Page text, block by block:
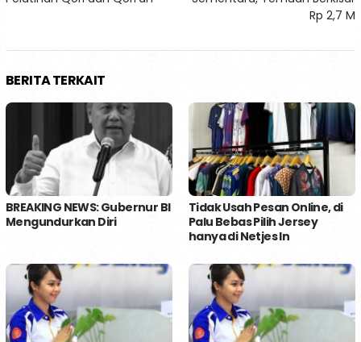
Rp 2,7 M
BERITA TERKAIT
BREAKING NEWS: Gubernur BI
Mengundurkan Diri
Tidak Usah Pesan Online, di
Palu Bebas Pilih Jersey
hanya di Netjes In